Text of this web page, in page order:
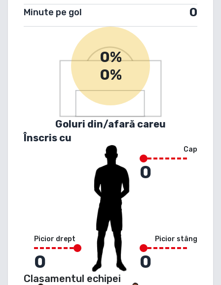
Minute pe gol 0
0%
0%
Goluri din/afară careu
Înscris cu
Picior drept
0
Cap
0
Picior stâng
0
Clasamentul echipei